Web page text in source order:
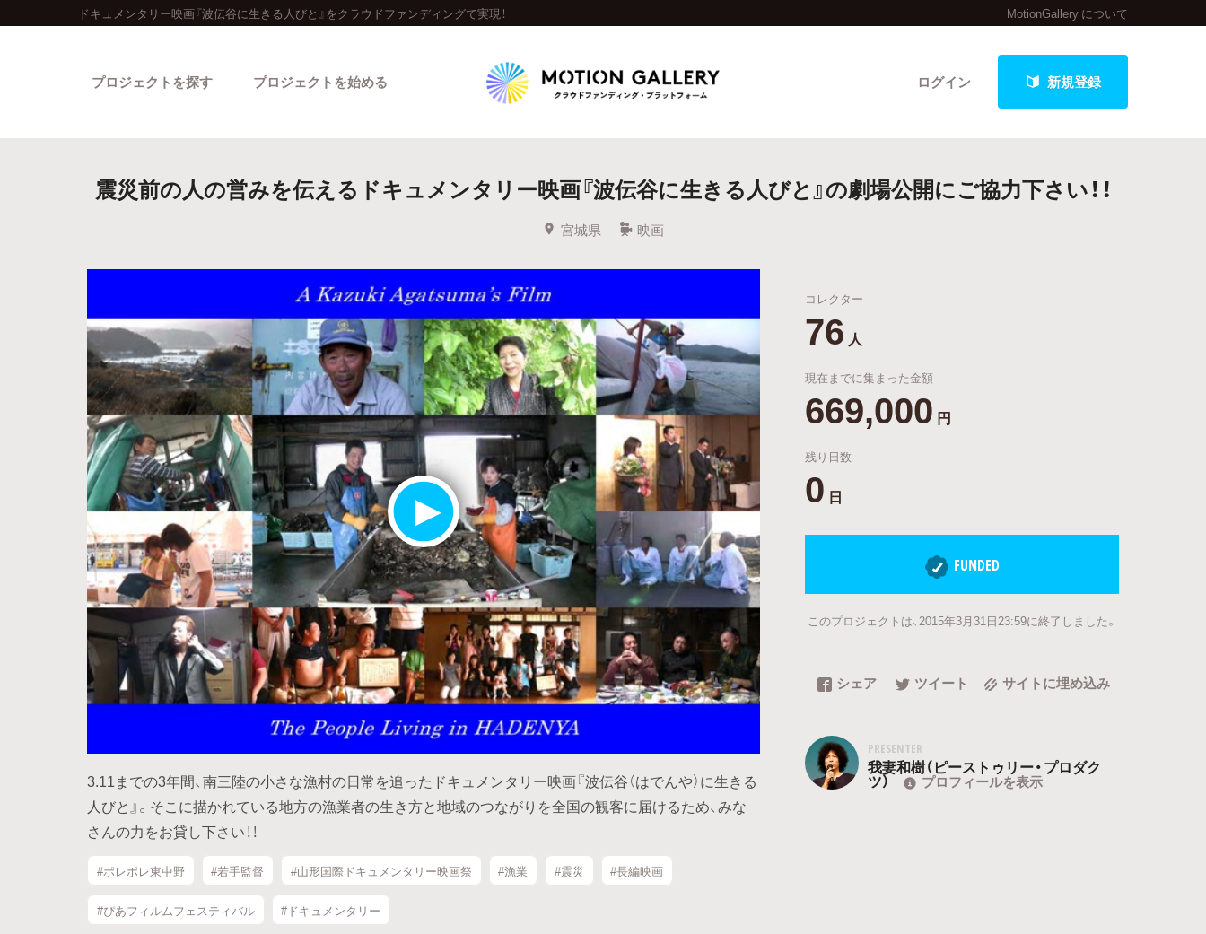
ドキュメンタリー映画『波伝谷に生きる人びと』をクラウドファンディングで実現！ MotionGallery について
ログイン 新規登録
プロジェクトを探す
人気のプロジェクト 新着プロジェクト 終了間近のプロジェクト
Feature
カテゴリーから探す タグから探す キュレーターから探す 最新進捗報告から探す
Legendary
最新達成プロジェクト 調達額が大きいプロジェクト
プロジェクトを始める
震災前の人の営みを伝えるドキュメンタリー映画『波伝谷に生きる人びと』の劇場公開にご協力下さい！！
宮城県 映画
3.11までの3年間、南三陸の小さな漁村の日常を追ったドキュメンタリー映画『波伝谷（はでんや）に生きる
人びと』。そこに描かれている地方の漁業者の生き方と地域のつながりを全国の観客に届けるため、みな
さんの力をお貸し下さい！！
#ポレポレ東中野 #若手監督 #山形国際ドキュメンタリー映画祭 #漁業 #震災 #長編映画
#ぴあフィルムフェスティバル #ドキュメンタリー
コレクター
76 人
現在までに集まった金額
669,000 円
残り日数
0 日
FUNDED
このプロジェクトは、2015年3月31日23:59に終了しました。
シェア ツイート サイトに埋め込み
PRESENTER
我妻和樹（ピーストゥリー・プロダク
ツ） プロフィールを表示